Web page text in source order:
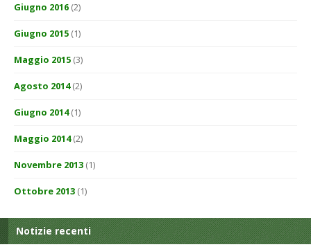
Giugno 2016 (2)
Giugno 2015 (1)
Maggio 2015 (3)
Agosto 2014(2)
Giugno 2014(1)
Maggio 2014(2)
Novembre 2013 (1)
Ottobre 2013 (1)
Notizie recenti